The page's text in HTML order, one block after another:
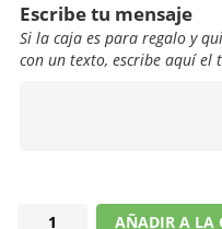
Escribe tu mensaje
Si la caja es para regalo y
con un texto, escribe aquí el
Caja AÑADIR A LA